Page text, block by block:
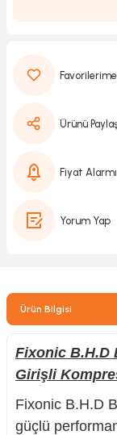
Ürünü
Fiyat Alarmı
Yorum Yap
Ürün Bilgisi
Fixonic B.H.D
Girişli
Fixonic B.H.D
güçlü